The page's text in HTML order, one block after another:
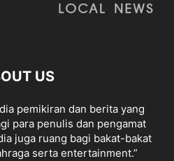
US
pemikiran dan berita yang
para penulis dan pengamat
juga ruang bagi bakat-bakat
serta entertainment.”